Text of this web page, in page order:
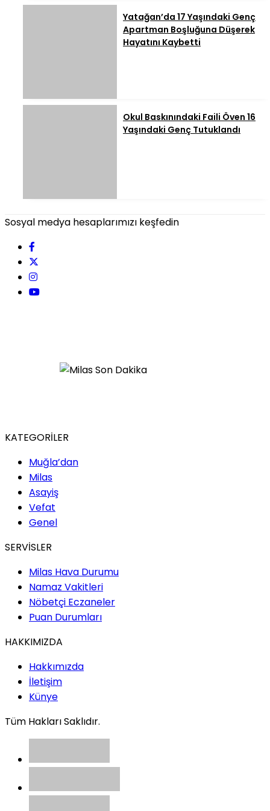
Yatağan’da 17 Yaşındaki Genç
Apartman Boşluğuna Düşerek
Hayatını Kaybetti
Okul Baskınındaki Faili Öven 16
Yaşındaki Genç Tutuklandı
Sosyal medya hesaplarımızı keşfedin
KATEGORİLER
Muğla’dan
Milas
Asayiş
Vefat
Genel
SERVİSLER
Milas Hava Durumu
Namaz Vakitleri
Nöbetçi Eczaneler
Puan Durumları
HAKKIMIZDA
Hakkımızda
İletişim
Künye
Tüm Hakları Saklıdır.